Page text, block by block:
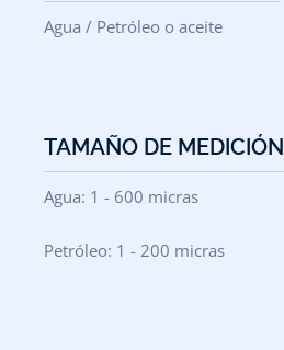
Agua / Petróleo o aceite
TAMAÑO DE MEDICIÓN
Agua: 1 - 600 micras
Petróleo: 1 - 200 micras